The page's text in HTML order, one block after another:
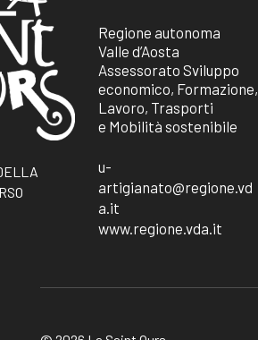
Regione autonoma
Valle d’Aosta
Assessorato Sviluppo
economico, Formazione,
Lavoro, Trasporti
e Mobilità sostenibile
u-
artigianato@regione.vd
a.it
www.regione.vda.it